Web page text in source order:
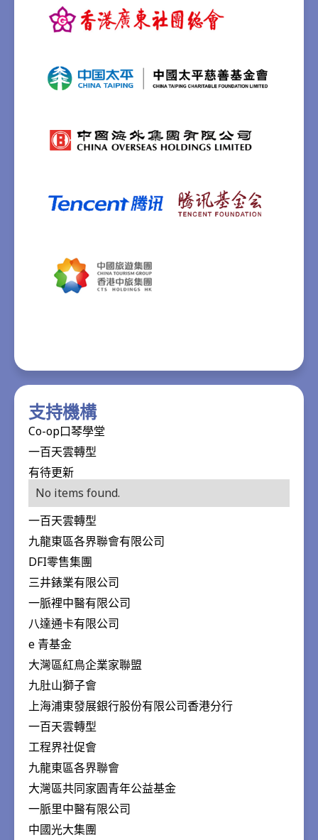
支持機構
Co-op口琴學堂
一百天雲轉型
有待更新
No items found.
一百天雲轉型
九龍東區各界聯會有限公司
DFI零售集團
三井錶業有限公司
一脈裡中醫有限公司
八達通卡有限公司
e 青基金
大灣區紅鳥企業家聯盟
九肚山獅子會
上海浦東發展銀行股份有限公司香港分行
一百天雲轉型
工程界社促會
九龍東區各界聯會
大灣區共同家園青年公益基金
一脈里中醫有限公司
中國光大集團